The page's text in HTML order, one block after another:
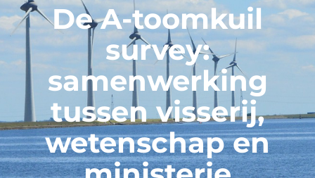
De A-toomkuil
survey:
samenwerking
tussen visserij,
wetenschap en